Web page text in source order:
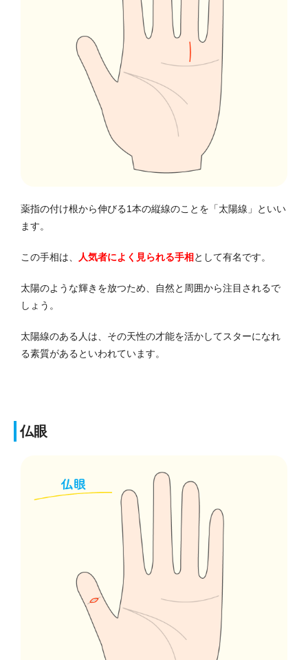
薬指の付け根から伸びる1本の縦線のことを「太陽線」といい
ます。
この手相は、 人気者によく見られる手相として有名です。
太陽のような輝きを放つため、自然と周囲から注目されるで
しょう。
太陽線のある人は、その天性の才能を活かしてスターになれ
る素質があるといわれています。
仏眼